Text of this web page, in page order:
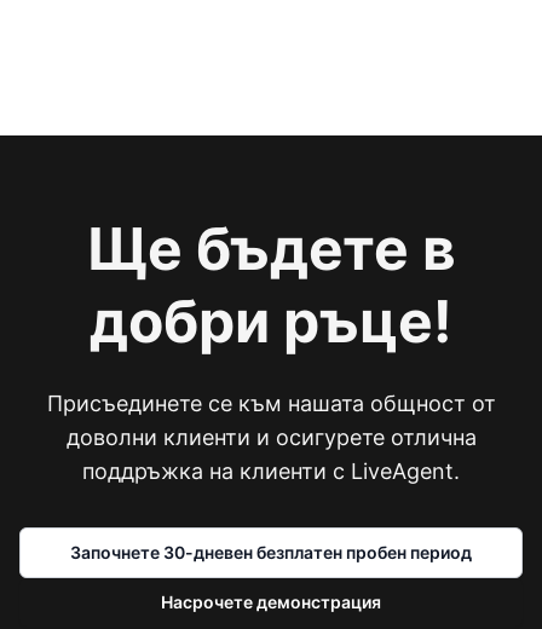
Ще бъдете в
добри ръце!
Присъединете се към нашата общност от
доволни клиенти и осигурете отлична
поддръжка на клиенти с LiveAgent.
Започнете 30-дневен безплатен пробен период
Насрочете демонстрация